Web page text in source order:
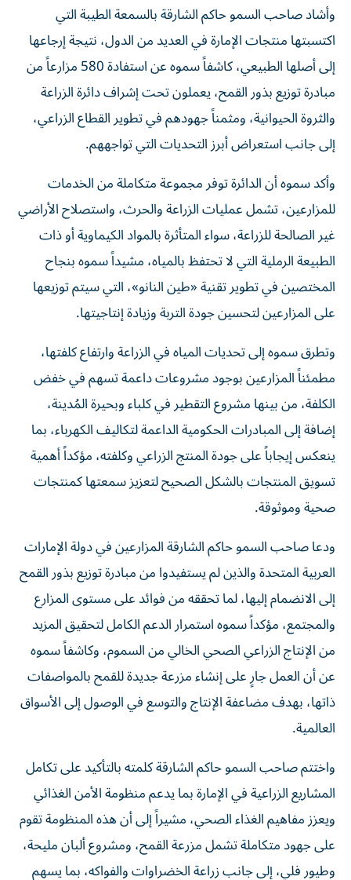
وأشاد صاحب السمو حاكم الشارقة بالسمعة الطيبة التي
اكتسبتها منتجات الإمارة في العديد من الدول، نتيجة إرجاعها
إلى أصلها الطبيعي، كاشفاً سموه عن استفادة 580 مزارعاً من
مبادرة توزيع بذور القمح، يعملون تحت إشراف دائرة الزراعة
والثروة الحيوانية، ومثمناً جهودهم في تطوير القطاع الزراعي،
إلى جانب استعراض أبرز التحديات التي تواجههم.
وأكد سموه أن الدائرة توفر مجموعة متكاملة من الخدمات
للمزارعين، تشمل عمليات الزراعة والحرث، واستصلاح الأراضي
غير الصالحة للزراعة، سواء المتأثرة بالمواد الكيماوية أو ذات
الطبيعة الرملية التي لا تحتفظ بالمياه، مشيداً سموه بنجاح
المختصين في تطوير تقنية «طين النانو»، التي سيتم توزيعها
على المزارعين لتحسين جودة التربة وزيادة إنتاجيتها.
وتطرق سموه إلى تحديات المياه في الزراعة وارتفاع كلفتها،
مطمئناً المزارعين بوجود مشروعات داعمة تسهم في خفض
الكلفة، من بينها مشروع التقطير في كلباء وبحيرة المُدينة،
إضافة إلى المبادرات الحكومية الداعمة لتكاليف الكهرباء، بما
ينعكس إيجاباً على جودة المنتج الزراعي وكلفته، مؤكداً أهمية
تسويق المنتجات بالشكل الصحيح لتعزيز سمعتها كمنتجات
صحية وموثوقة.
ودعا صاحب السمو حاكم الشارقة المزارعين في دولة الإمارات
العربية المتحدة والذين لم يستفيدوا من مبادرة توزيع بذور القمح
إلى الانضمام إليها، لما تحققه من فوائد على مستوى المزارع
والمجتمع، مؤكداً سموه استمرار الدعم الكامل لتحقيق المزيد
من الإنتاج الزراعي الصحي الخالي من السموم، وكاشفاً سموه
عن أن العمل جارٍ على إنشاء مزرعة جديدة للقمح بالمواصفات
ذاتها، بهدف مضاعفة الإنتاج والتوسع في الوصول إلى الأسواق
العالمية.
واختتم صاحب السمو حاكم الشارقة كلمته بالتأكيد على تكامل
المشاريع الزراعية في الإمارة بما يدعم منظومة الأمن الغذائي
ويعزز مفاهيم الغذاء الصحي، مشيراً إلى أن هذه المنظومة تقوم
على جهود متكاملة تشمل مزرعة القمح، ومشروع ألبان مليحة،
وطيور فلي، إلى جانب زراعة الخضراوات والفواكه، بما يسهم